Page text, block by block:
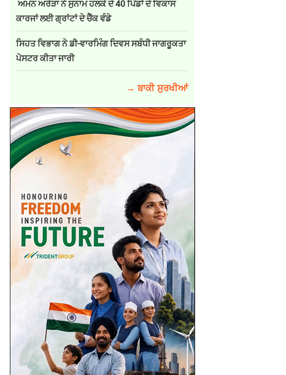
ਅਮਨ ਅਰੋੜਾ ਨੇ ਸੁਨਾਮ ਹਲਕੇ ਦੇ 40 ਪਿੰਡਾਂ ਦੇ ਵਿਕਾਸ
ਕਾਰਜਾਂ ਲਈ ਗ੍ਰਾਂਟਾਂ ਦੇ ਚੈੱਕ ਵੰਡੇ
ਸਿਹਤ ਵਿਭਾਗ ਨੇ ਡੀ-ਵਾਰਮਿੰਗ ਦਿਵਸ ਸਬੰਧੀ ਜਾਗਰੂਕਤਾ
ਪੋਸਟਰ ਕੀਤਾ ਜਾਰੀ
→ ਬਾਕੀ ਸੁਰਖੀਆਂ